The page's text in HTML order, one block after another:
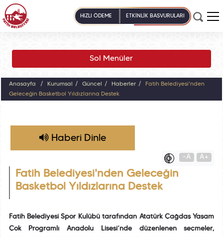
HIZLI ÖDEME ETKİNLİK BAŞVURULARI
Sol Menüler
Anasayfa Kurumsal Güncel Haberler
Fatih Belediyesi'nden
Geleceğin Basketbol Yıldızlarına Destek
Haberi Dinle
-A A+
Fatih Belediyesi'nden Geleceğin
Basketbol Yıldızlarına Destek
Fatih Belediyesi Spor Kulübü tarafından Atatürk Çağdaş Yaşam
Çok Programlı Anadolu Lisesi’nde düzenlenen seçmeler,